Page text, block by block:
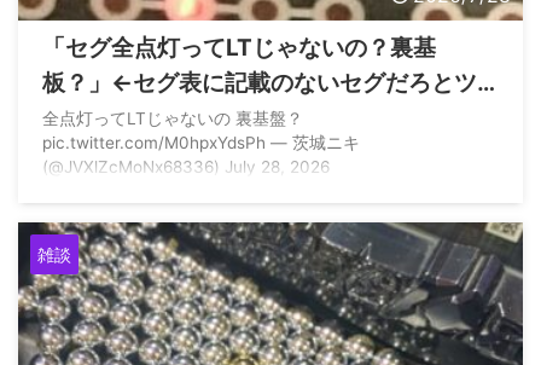
「セグ全点灯ってLTじゃないの？裏基
板？」←セグ表に記載のないセグだろとツ
ッコまれる
全点灯ってLTじゃないの 裏基盤？
pic.twitter.com/M0hpxYdsPh — 茨城ニキ
(@JVXlZcMoNx68336) July 28, 2026
雑談